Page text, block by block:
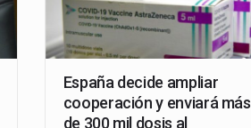
España decide ampliar
cooperación y enviará más
de 300 mil dosis al